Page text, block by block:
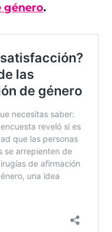
género.